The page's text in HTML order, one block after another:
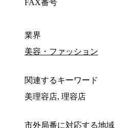
FAX番号
業界
美容・ファッション
関連するキーワード
美理容店, 理容店
市外局番に対応する地域